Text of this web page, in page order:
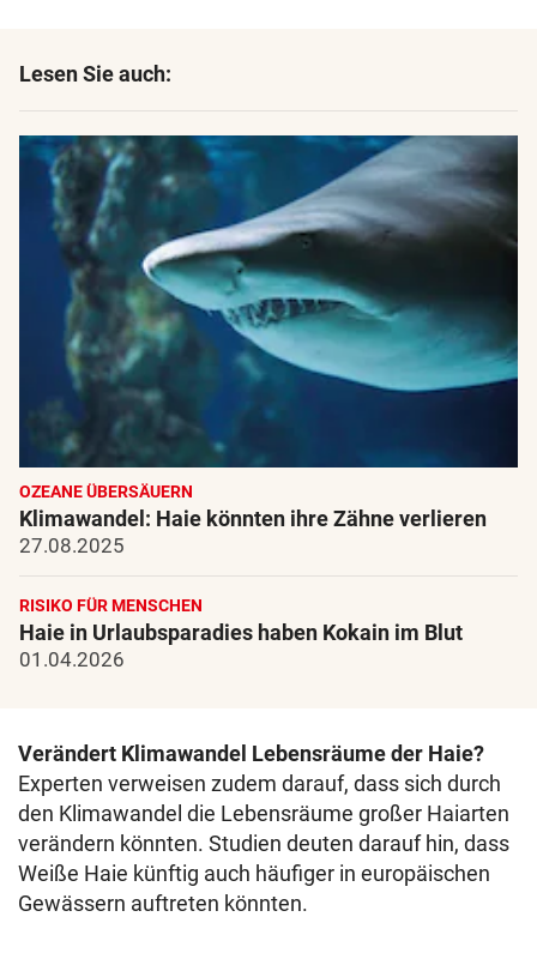
Lesen Sie auch:
OZEANE ÜBERSÄUERN
Klimawandel: Haie könnten ihre Zähne verlieren
27.08.2025
RISIKO FÜR MENSCHEN
Haie in Urlaubsparadies haben Kokain im Blut
01.04.2026
Verändert Klimawandel Lebensräume der Haie?
Experten verweisen zudem darauf, dass sich durch
den Klimawandel die Lebensräume großer Haiarten
verändern könnten. Studien deuten darauf hin, dass
Weiße Haie künftig auch häufiger in europäischen
Gewässern auftreten könnten.